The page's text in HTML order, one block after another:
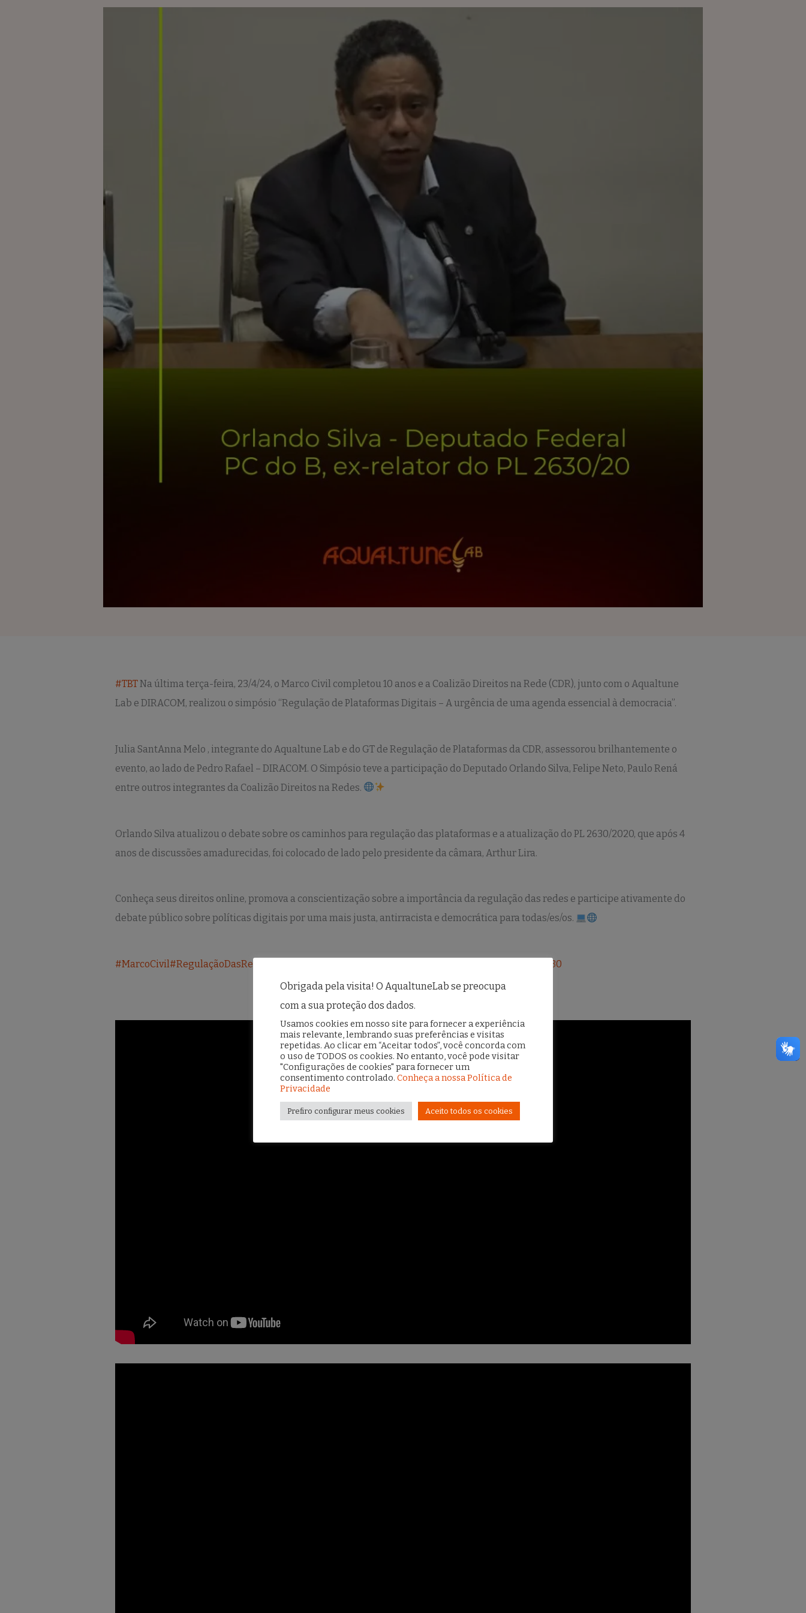
#TBTNa última terça-feira, 23/4/24, o Marco Civil completou 10 anos e a Coalizão Direitos na Rede (CDR), junto com o Aqualtune
Lab e DIRACOM, realizou o simpósio “Regulação de Plataformas Digitais – A urgência de uma agenda essencial à democracia”.
Julia SantAnna Melo , integrante do Aqualtune Lab e do GT de Regulação de Plataformas da CDR, assessorou brilhantemente o
evento, ao lado de Pedro Rafael – DIRACOM. O Simpósio teve a participação do Deputado Orlando Silva, Felipe Neto, Paulo Rená
entre outros integrantes da Coalizão Direitos na Redes.
Orlando Silva atualizou o debate sobre os caminhos para regulação das plataformas e a atualização do PL 2630/2020, que após 4
anos de discussões amadurecidas, foi colocado de lado pelo presidente da câmara, Arthur Lira.
Conheça seus direitos online, promova a conscientização sobre a importância da regulação das redes e participe ativamente do
debate público sobre políticas digitais por uma mais justa, antirracista e democrática para todas/es/os.
#MarcoCivil#RegulaçãoDasRedes
#pl2630
Obrigada pela visita! O AqualtuneLab se preocupa
com a sua proteção dos dados.
Usamos cookies em nosso site para fornecer a experiência
mais relevante, lembrando suas preferências e visitas
repetidas. Ao clicar em “Aceitar todos”, você concorda com
o uso de TODOS os cookies. No entanto, você pode visitar
"Configurações de cookies" para fornecer um
consentimento controlado. Conheça a nossa Política de
Privacidade
Prefiro configurar meus cookies Aceito todos os cookies